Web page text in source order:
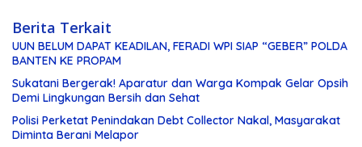
Berita Terkait
UUN BELUM DAPAT KEADILAN, FERADI WPI SIAP “GEBER” POLDA
BANTEN KE PROPAM
Sukatani Bergerak! Aparatur dan Warga Kompak Gelar Opsih
Demi Lingkungan Bersih dan Sehat
Polisi Perketat Penindakan Debt Collector Nakal, Masyarakat
Diminta Berani Melapor